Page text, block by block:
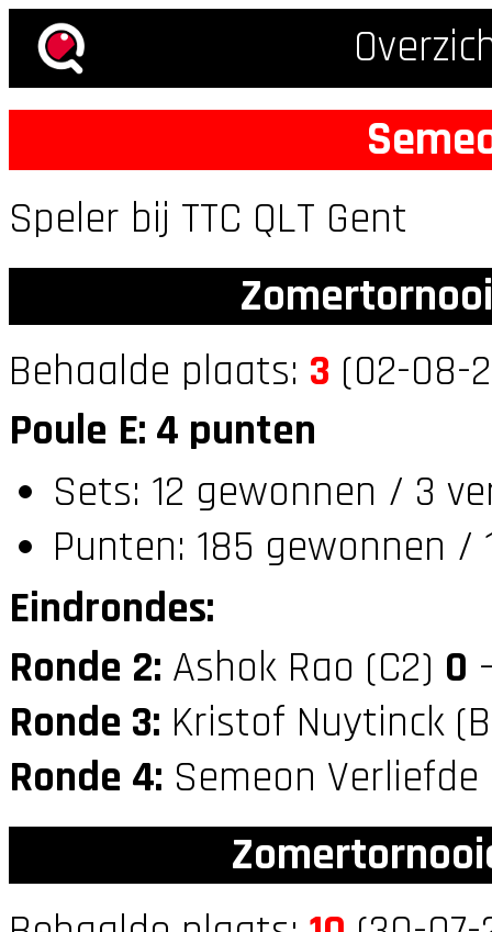
Speler bij TTC QLT Gent
Behaalde plaats: 3 (02-08-
Poule E: 4 punten
Sets: 12 gewonnen / 3
Punten: 185 gewonnen /
Eindrondes:
Ronde 2: Ashok Rao (C2) 0
Ronde 3: Kristof Nuytinck
Ronde 4: Semeon